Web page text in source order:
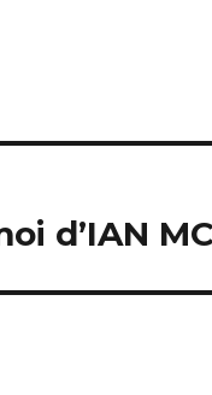
d’IAN